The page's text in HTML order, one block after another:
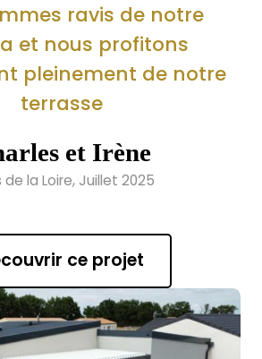
ravis de notre
et nous profitons
pleinement de notre
terrasse
et Irène
de la Loire, Juillet 2025
ce projet